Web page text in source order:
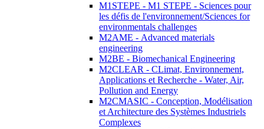
M1STEPE - M1 STEPE - Sciences pour
les défis de l'environnement/Sciences for
environmentals challenges
M2AME - Advanced materials
engineering
M2BE - Biomechanical Engineering
M2CLEAR - CLimat, Environnement,
Applications et Recherche - Water, Air,
Pollution and Energy
M2CMASIC - Conception, Modélisation
et Architecture des Systèmes Industriels
Complexes